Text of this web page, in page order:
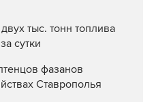
тыс. тонн топлива
сутки
фазанов
Ставрополья